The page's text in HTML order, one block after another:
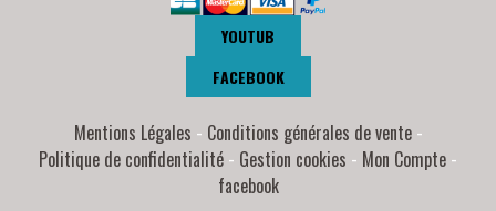
YOUTUB
FACEBOOK
Mentions Légales
Conditions générales de vente
Politique de confidentialité
Gestion cookies
Mon Compte
facebook